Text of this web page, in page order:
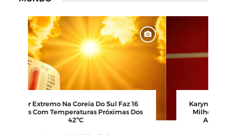
SEJA MEMEIRO - DEIXE UM LIKE AQUI